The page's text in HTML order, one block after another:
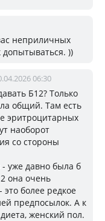
неприличных
допытываться. ))
06:30
Б12? Только
общий. Там есть
эритроцитарных
наоборот
со стороны
- уже давно была б
она очень
более редкое
предпосылок. А к
женский пол.